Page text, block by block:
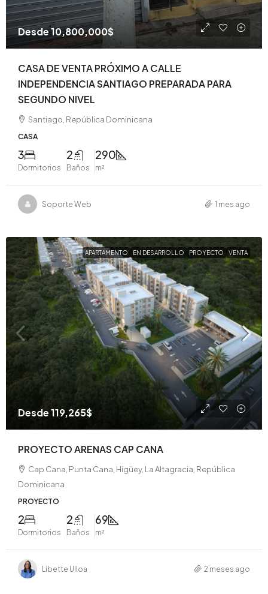
Desde10,800,000$
CASA DE VENTA PRÓXIMO A CALLE
INDEPENDENCIA SANTIAGO PREPARADA PARA
SEGUNDO NIVEL
Santiago, República Dominicana
CASA
3
Dormitorios
2
Baños
290
m²
Soporte Web 1 mes ago
APARTAMENTO EN DESARROLLO PROYECTO VENTA
Desde119,265$
PROYECTO ARENAS CAP CANA
Cap Cana, Punta Cana, Higüey, La Altagracia, República
Dominicana
PROYECTO
2
Dormitorios
2
Baños
69
m²
Libette Ulloa 2 meses ago